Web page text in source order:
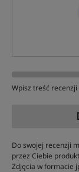
Wpisz treść recenzji
Do swojej recenzji
przez Ciebie produkt
Zdjęcia w formacie